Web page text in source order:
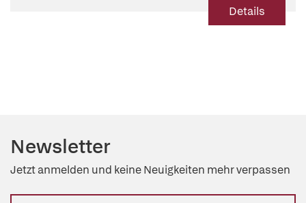
Details
Newsletter
Jetzt anmelden und keine Neuigkeiten mehr verpassen